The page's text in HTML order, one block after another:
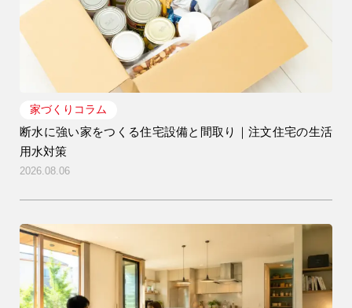
家づくりコラム
断水に強い家をつくる住宅設備と間取り｜注文住宅の生活
用水対策
2026.08.06
営業時間 9時〜18時
（定休／水曜日）
注文住宅
0120-70-1212
0120-37-7611
アフターメンテナンス
営業時間 9時〜17時（定休／水曜日）
04-2950-7171